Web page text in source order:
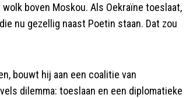
boven Moskou. Als Oekraïne toeslaat,
nu gezellig naast Poetin staan. Dat zou
bouwt hij aan een coalitie van
dilemma: toeslaan en een diplomatieke